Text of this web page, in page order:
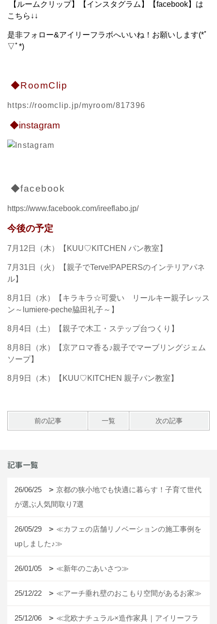
【ルームクリップ】【インスタグラム】【facebook】は
こちら↓↓
是非フォロー&アイリーフラボへいいね！お願いします(*ﾟ
▽ﾟ*)
◆RoomClip
https://roomclip.jp/myroom/817396
◆instagram
◆facebook
https://www.facebook.com/ireeflabo.jp/
今後の予定
7月12日（木）【KUU♡KITCHEN パン教室】
7月31日（火）【親子でTerve!PAPERSのインテリアパネ
ル】
8月1日（水）【キラキラ☆可愛い リールキー親子レッス
ン～lumiere-peche脇田礼子～】
8月4日（土）【親子で木工・ステップ台つくり】
8月8日（水）【京アロマ香る♪親子でマーブリングジェム
ソープ】
8月9日（木）【KUU♡KITCHEN 親子パン教室】
前の記事 一覧 次の記事
記事一覧
26/06/25
京都の狭小地でも快適に暮らす！子育て世代
が選ぶ人気間取り7選
26/05/29
≪カフェの店舗リノベーションの施工事例を
upしました♪≫
26/01/05 ≪新年のごあいさつ≫
25/12/22 ≪アーチ垂れ壁のおこもり空間があるお家≫
25/12/06
≪北欧ナチュラル×造作家具｜アイリーフラ